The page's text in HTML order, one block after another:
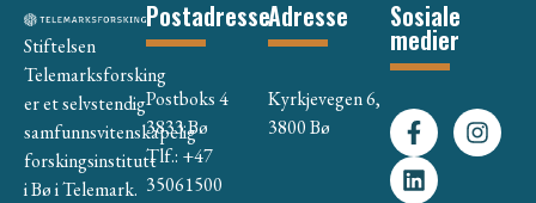
Stiftelsen
Telemarksforsking
er et selvstendig
samfunnsvitenskapelig
forskingsinstitutt
i Bø i Telemark.
Postadresse
Postboks 4
3833 Bø
Tlf.: +47
35061500
Adresse
Kyrkjevegen 6,
3800 Bø
Sosiale
medier